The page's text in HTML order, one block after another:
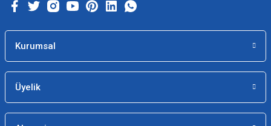
Bu ürüne benzer farklı alternatifler olmalı.
Kurumsal
Üyelik